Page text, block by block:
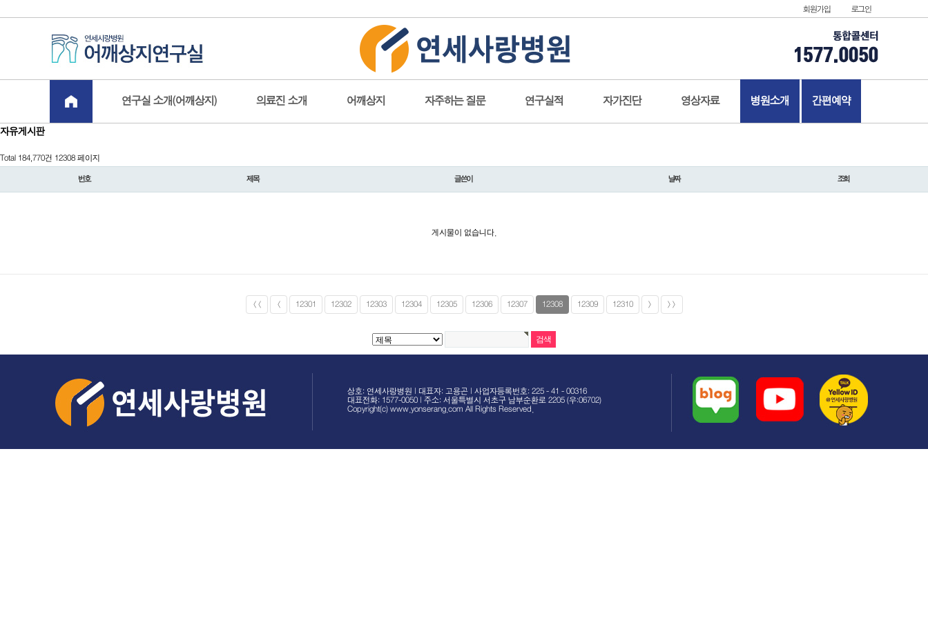
회원가입 로그인
연구실 소개(어깨상지) 의료진 소개 어깨상지 자주하는 질문 연구실적 자가진단 영상자료 병원소개 간편예약
자유게시판
Total 184,770건 12308 페이지
번호 제목 글쓴이 날짜 조회
게시물이 없습니다.
<< < 12301 12302 12303 12304 12305 12306 12307 12308 12309 12310 > >>
상호: 연세사랑병원 | 대표자: 고용곤 | 사업자등록번호: 225 - 41 - 00316
대표전화: 1577-0050 | 주소: 서울특별시 서초구 남부순환로 2205 (우:06702)
Copyright(c) www.yonserang.com All Rights Reserved.